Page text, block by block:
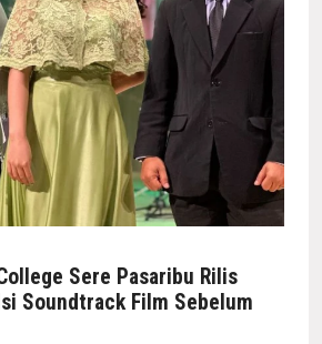
Sere Pasaribu Rilis
Soundtrack Film Sebelum